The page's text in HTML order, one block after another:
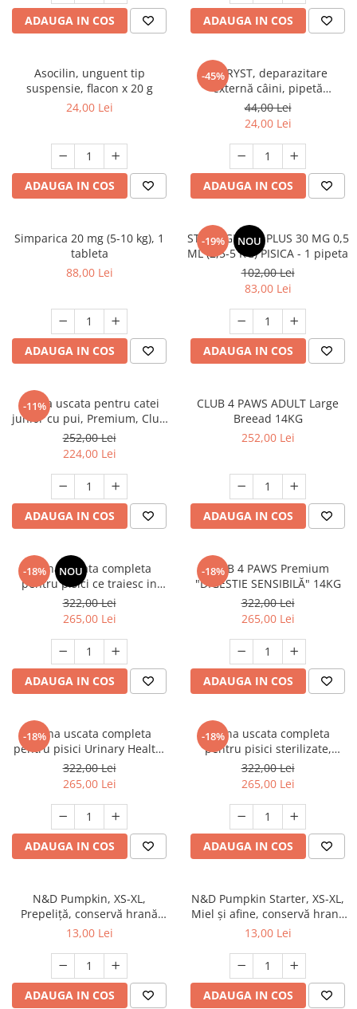
ADAUGA IN COS ADAUGA IN COS
Asocilin, unguent tip
suspensie, flacon x 20 g
24,00 Lei
ADAUGA IN COS
-45%
FYPRYST, deparazitare
externă câini, pipetă
repelentă, L(20 - 40kg), 1 buc
44,00 Lei
24,00 Lei
ADAUGA IN COS
Simparica 20 mg (5-10 kg), 1
tableta
88,00 Lei
ADAUGA IN COS
-19% NOU
STRONGHOLD PLUS 30 MG 0,5
ML (2,5-5 KG) PISICA - 1 pipeta
102,00 Lei
83,00 Lei
ADAUGA IN COS
-11%
Hrana uscata pentru catei
junior cu pui, Premium, Club
4 Paws, 14 kg
252,00 Lei
224,00 Lei
ADAUGA IN COS
CLUB 4 PAWS ADULT Large
Breead 14KG
252,00 Lei
ADAUGA IN COS
-18% NOU
Hrana uscata completa
pentru pisici ce traiesc in
casa, Club 4 Paws Premium
Indoor, 14kg
322,00 Lei
265,00 Lei
ADAUGA IN COS
-18%
CLUB 4 PAWS Premium
"DIGESTIE SENSIBILĂ" 14KG
322,00 Lei
265,00 Lei
ADAUGA IN COS
-18%
Hrana uscata completa
pentru pisici Urinary Health,
Premium, Club 4 Paws, 14 kg
322,00 Lei
265,00 Lei
ADAUGA IN COS
-18%
Hrana uscata completa
pentru pisici sterilizate,
Premium, Club 4 PAWS, 14 kg
322,00 Lei
265,00 Lei
ADAUGA IN COS
N&D Pumpkin, XS-XL,
Prepeliță, conservă hrană
umedă fără cereale câini, (în
13,00 Lei
ADAUGA IN COS
N&D Pumpkin Starter, XS-XL,
Miel și afine, conservă hrană
umedă fără cereale câini
13,00 Lei
ADAUGA IN COS